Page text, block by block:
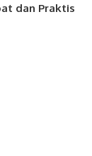
dan Praktis